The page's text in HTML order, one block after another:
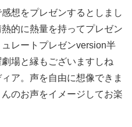
想をプレゼンするとしまし
的に熱量を持ってプレゼン
レートプレゼンversion半
場と縁もございますしね
ア。声を自由に想像できま
のお声をイメージしてお楽